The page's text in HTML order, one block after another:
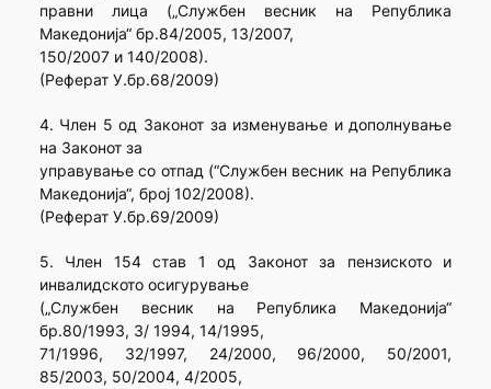
правни лица („Службен весник на Република
Македонија“ бр.84/2005, 13/2007,
150/2007 и 140/2008).
(Реферат У.бр.68/2009)
4. Член 5 од Законот за изменување и дополнување
на Законот за
управување со отпад (“Службен весник на Република
Македонија“, број 102/2008).
(Реферат У.бр.69/2009)
5. Член 154 став 1 од Законот за пензиското и
инвалидското осигурување
(„Службен весник на Република Македонија“
бр.80/1993, 3/ 1994, 14/1995,
71/1996, 32/1997, 24/2000, 96/2000, 50/2001,
85/2003, 50/2004, 4/2005,